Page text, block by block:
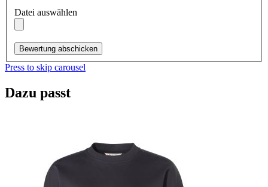
Datei auswählen
Bewertung abschicken
Press to skip carousel
Dazu passt